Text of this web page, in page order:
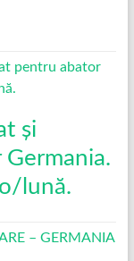
și
lună.